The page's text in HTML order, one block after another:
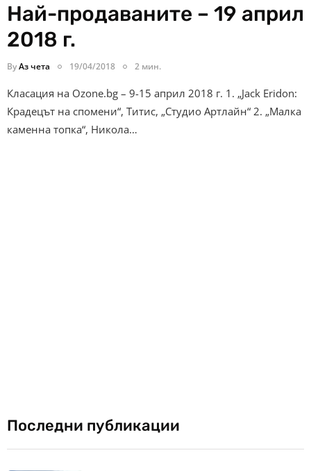
Най-продаваните – 19 април
2018 г.
ByАз чета 19/04/2018 2 мин.
Класация на Ozone.bg – 9-15 април 2018 г. 1. „Jack Eridon:
Крадецът на спомени“, Титис, „Студио Артлайн“ 2. „Малка
каменна топка“, Никола…
Последни публикации